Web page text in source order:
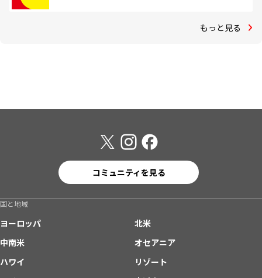
もっと見る
コミュニティを見る
国と地域
ヨーロッパ
北米
中南米
オセアニア
ハワイ
リゾート